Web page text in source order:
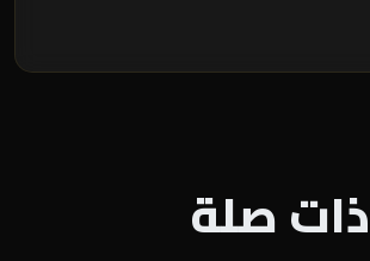
صلة